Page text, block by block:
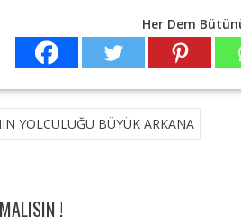
Her Dem
YOLCULUĞU BÜYÜK ARKANA
!